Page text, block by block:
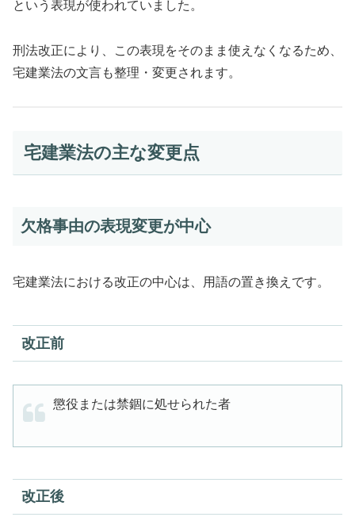
という表現が使われていました。
刑法改正により、この表現をそのまま使えなくなるため、
宅建業法の文言も整理・変更されます。
宅建業法の主な変更点
欠格事由の表現変更が中心
宅建業法における改正の中心は、用語の置き換えです。
改正前
懲役または禁錮に処せられた者
改正後